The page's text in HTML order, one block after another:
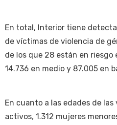
En total, Interior tiene
de víctimas de violencia de
de los que 28 están en riesgo
14.736 en medio y 87.005 en
En cuanto a las edades de
activos, 1.312 mujeres